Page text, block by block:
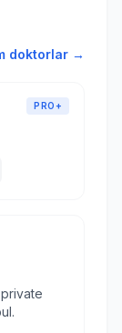
doktorlar →
PRO+